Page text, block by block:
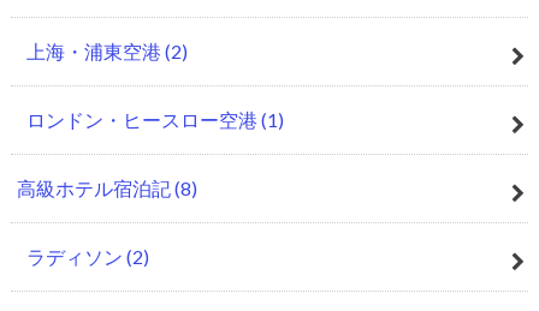
上海・浦東空港 (2)
ロンドン・ヒースロー空港 (1)
高級ホテル宿泊記(8)
ラディソン (2)